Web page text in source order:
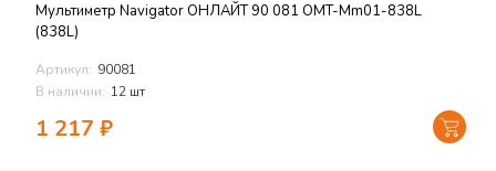
Мультиметр Navigator ОНЛАЙТ 90 081 ОMT-Mm01-838L
(838L)
Артикул: 90081
В наличии: 12 шт
1 217 ₽